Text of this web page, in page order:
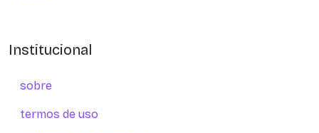
Institucional
sobre
termos de uso